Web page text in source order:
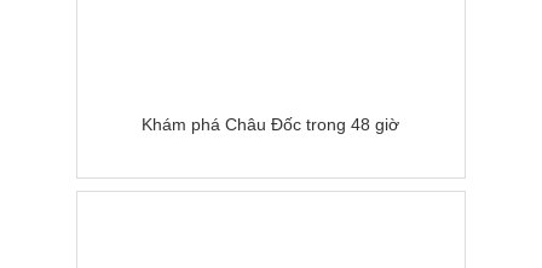
Khám phá Châu Đốc trong 48 giờ